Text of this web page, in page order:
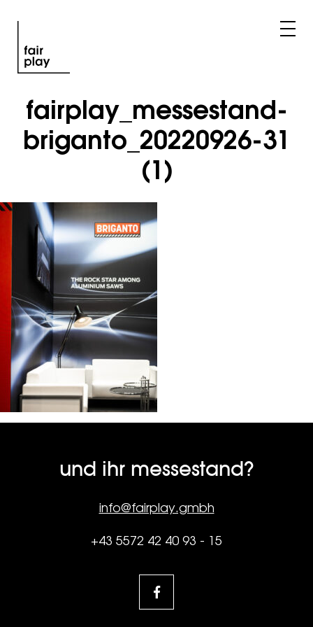
fairplay_messestand-
briganto_20220926-31
(1)
und ihr messestand?
info@fairplay.gmbh
+43 5572 42 40 93 - 15